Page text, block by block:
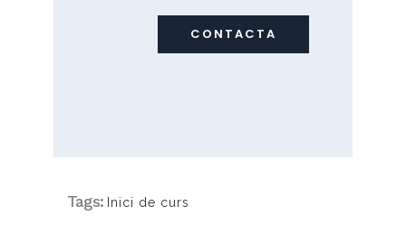
CONTACTA
Tags: Inici de curs